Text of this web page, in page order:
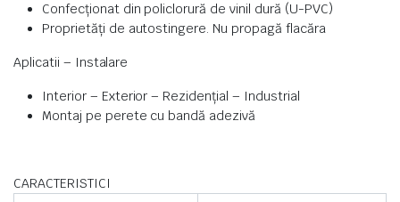
Confecţionat din policlorură de vinil dură (U-PVC)
Proprietăţi de autostingere. Nu propagă flacăra
Aplicatii – Instalare
Interior – Exterior – Rezidențial – Industrial
Montaj pe perete cu bandă adezivă
CARACTERISTICI